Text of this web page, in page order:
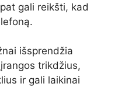
gali reikšti, kad
išsprendžia
trikdžius,
ir gali laikinai